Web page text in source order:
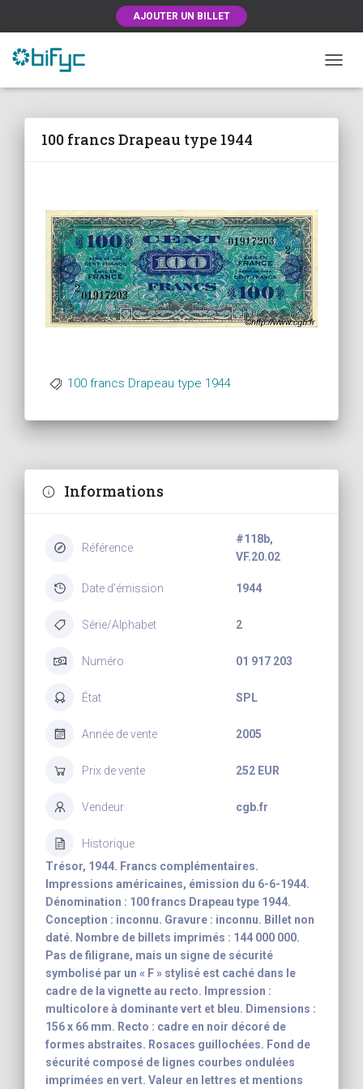
AJOUTER UN BILLET
100 francs Drapeau type 1944
100 francs Drapeau type 1944
Informations
Référence
#118b,
VF.20.02
Date d'émission 1944
Série/Alphabet 2
Numéro 01 917 203
État SPL
Année de vente 2005
Prix de vente 252 EUR
Vendeur cgb.fr
Historique
Trésor, 1944. Francs complémentaires.
Impressions américaines, émission du 6-6-1944.
Dénomination : 100 francs Drapeau type 1944.
Conception : inconnu. Gravure : inconnu. Billet non
daté. Nombre de billets imprimés : 144 000 000.
Pas de filigrane, mais un signe de sécurité
symbolisé par un « F » stylisé est caché dans le
cadre de la vignette au recto. Impression :
multicolore à dominante vert et bleu. Dimensions :
156 x 66 mm. Recto : cadre en noir décoré de
formes abstraites. Rosaces guillochées. Fond de
sécurité composé de lignes courbes ondulées
imprimées en vert. Valeur en lettres et mentions